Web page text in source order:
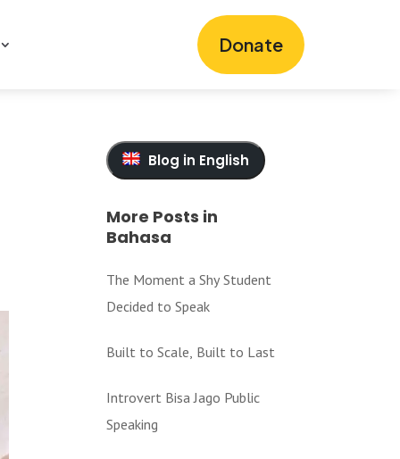
Donate
Blog in English
More Posts in
Bahasa
The Moment a Shy Student
Decided to Speak
Built to Scale, Built to Last
Introvert Bisa Jago Public
Speaking